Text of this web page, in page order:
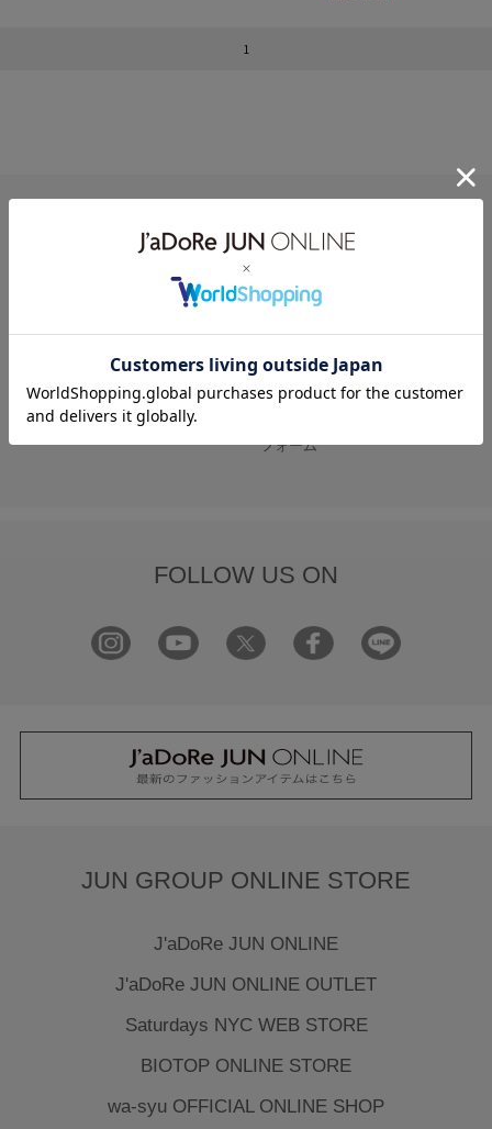
1
HELP
何かお困りですか？
FAQ
フォーム
FOLLOW US ON
JUN GROUP ONLINE STORE
J'aDoRe JUN ONLINE
J'aDoRe JUN ONLINE OUTLET
Saturdays NYC WEB STORE
BIOTOP ONLINE STORE
wa-syu OFFICIAL ONLINE SHOP